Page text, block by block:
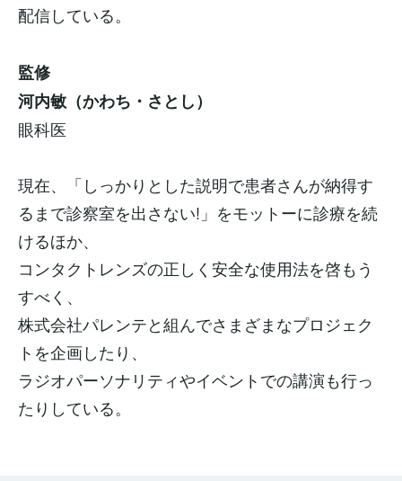
配信している。
監修
河内敏（かわち・さとし）
眼科医
現在、「しっかりとした説明で患者さんが納得す
るまで診察室を出さない!」をモットーに診療を続
けるほか、
コンタクトレンズの正しく安全な使用法を啓もう
すべく、
株式会社パレンテと組んでさまざまなプロジェク
トを企画したり、
ラジオパーソナリティやイベントでの講演も行っ
たりしている。